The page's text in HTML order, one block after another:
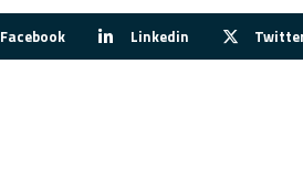
Facebook Linkedin